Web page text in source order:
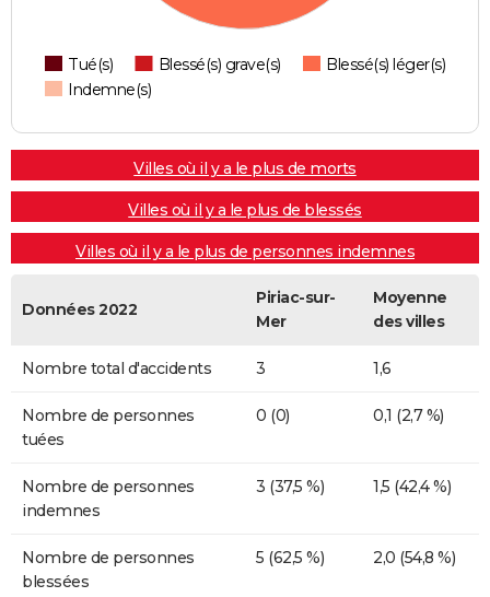
Tué(s) Blessé(s) grave(s)
Blessé(s) léger(s)
Indemne(s)
Villes où il y a le plus de morts
Villes où il y a le plus de blessés
Villes où il y a le plus de personnes indemnes
Données 2022
Piriac-sur-
Mer
Moyenne
des villes
Nombre total d'accidents 3 1,6
Nombre de personnes
tuées
0 (0) 0,1 (2,7 %)
Nombre de personnes
indemnes
3 (37,5 %) 1,5 (42,4 %)
Nombre de personnes
blessées
5 (62,5 %) 2,0 (54,8 %)